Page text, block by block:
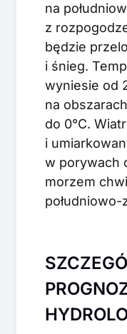
na
z
będzie
i śnieg.
wyniesie od
na
do 0°C.
i
w porywach
morzem
południowo-